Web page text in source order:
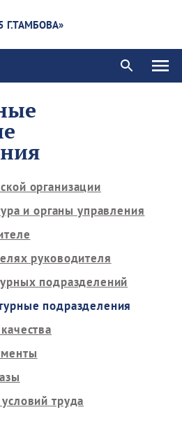
Г.ТАМБОВА»
организации
и органы управления
руководителя
подразделений
подразделения
труда